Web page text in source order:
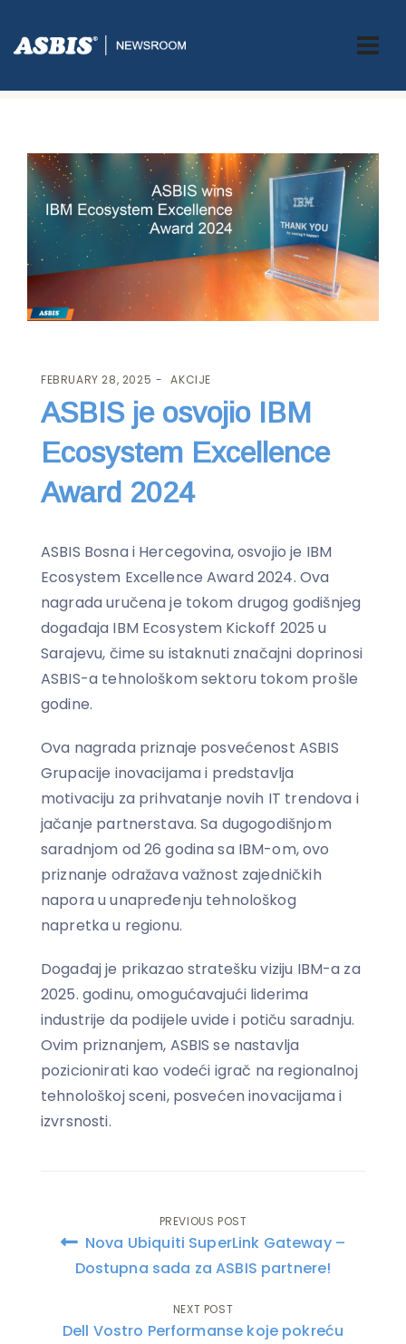
ASBIS.BA>AKCIJE> ASBIS JE OSVOJIO IBM ECOSYSTEM
FEBRUARY 28, 2025 AKCIJE
ASBIS je osvojio IBM
Ecosystem Excellence
Award 2024
ASBIS Bosna i Hercegovina, osvojio je IBM
Ecosystem Excellence Award 2024. Ova
nagrada uručena je tokom drugog godišnjeg
događaja IBM Ecosystem Kickoff 2025 u
Sarajevu, čime su istaknuti značajni doprinosi
ASBIS-a tehnološkom sektoru tokom prošle
godine.
Ova nagrada priznaje posvećenost ASBIS
Grupacije inovacijama i predstavlja
motivaciju za prihvatanje novih IT trendova i
jačanje partnerstava. Sa dugogodišnjom
saradnjom od 26 godina sa IBM-om, ovo
priznanje odražava važnost zajedničkih
napora u unapređenju tehnološkog
napretka u regionu.
Događaj je prikazao stratešku viziju IBM-a za
2025. godinu, omogućavajući liderima
industrije da podijele uvide i potiču saradnju.
Ovim priznanjem, ASBIS se nastavlja
pozicionirati kao vodeći igrač na regionalnoj
tehnološkoj sceni, posvećen inovacijama i
izvrsnosti.
Post
navigation
PREVIOUS POST
Nova Ubiquiti SuperLink Gateway –
Dostupna sada za ASBIS partnere!
NEXT POST
Dell Vostro Performanse koje pokreću